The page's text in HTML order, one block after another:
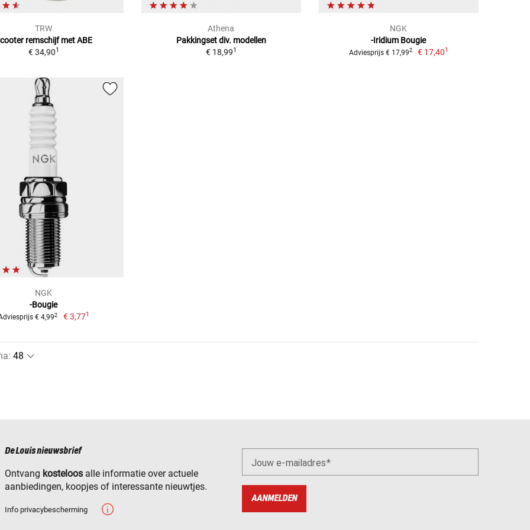
TRW
remschijf met ABE
€ 34,901
Athena
Pakkingset div. modellen
€ 18,991
NGK
-Iridium Bougie
Adviesprijs € 17,992 € 17,401
NGK
-Bougie
€ 4,992 € 3,771
:
De Louis nieuwsbrief
Ontvang kosteloos alle informatie over actuele
aanbiedingen, koopjes of interessante nieuwtjes.
Info privacybescherming
Jouw e-mailadres
AANMELDEN